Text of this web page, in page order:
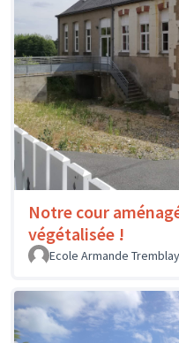
Notre cour
végétalisée !
Ecole Armande Tremblay